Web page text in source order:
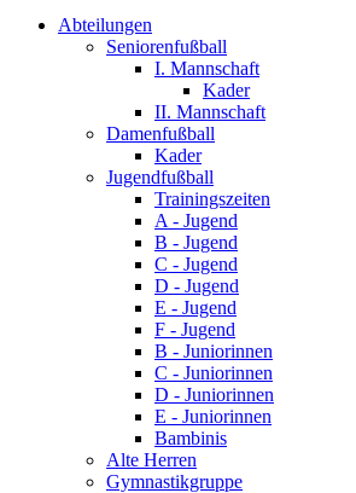
Abteilungen
Seniorenfußball
I. Mannschaft
Kader
II. Mannschaft
Damenfußball
Kader
Jugendfußball
Trainingszeiten
A - Jugend
B - Jugend
C - Jugend
D - Jugend
E - Jugend
F - Jugend
B - Juniorinnen
C - Juniorinnen
D - Juniorinnen
E - Juniorinnen
Bambinis
Alte Herren
Gymnastikgruppe